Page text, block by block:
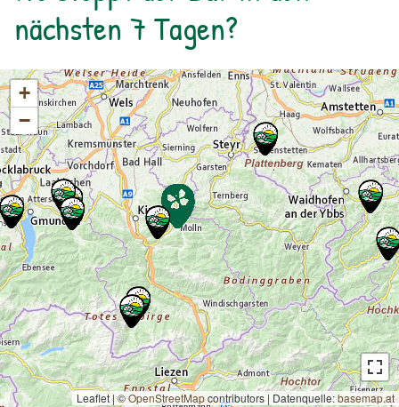
nächsten 7 Tagen?
+
−
Leaflet | ©OpenStreetMapcontributors | Datenquelle:basemap.at